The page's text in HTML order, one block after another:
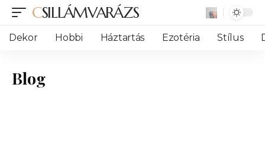
CSILLÁMVARÁZS
Dekor Hobbi Háztartás Ezotéria Stílus
Blog